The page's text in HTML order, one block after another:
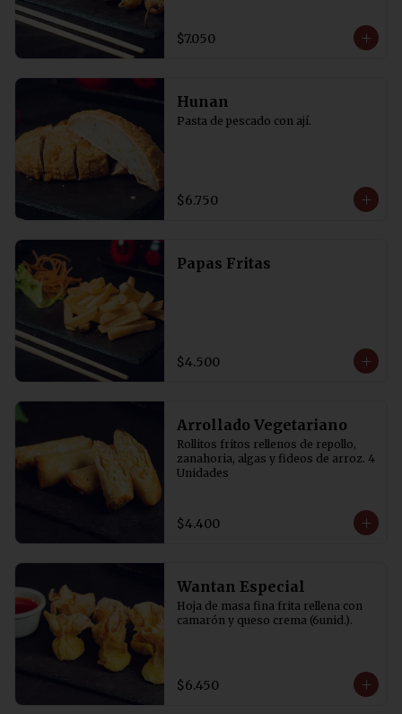
$7.050
Hunan
Pasta de pescado con ají.
$6.750
Papas Fritas
$4.500
Arrollado Vegetariano
Rollitos fritos rellenos de repollo,
zanahoria, algas y fideos de arroz. 4
Unidades
$4.400
Wantan Especial
Hoja de masa fina frita rellena con
camarón y queso crema (6unid.).
$6.450